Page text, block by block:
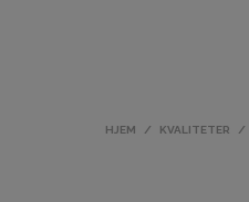
HJEM / KVALITETER /